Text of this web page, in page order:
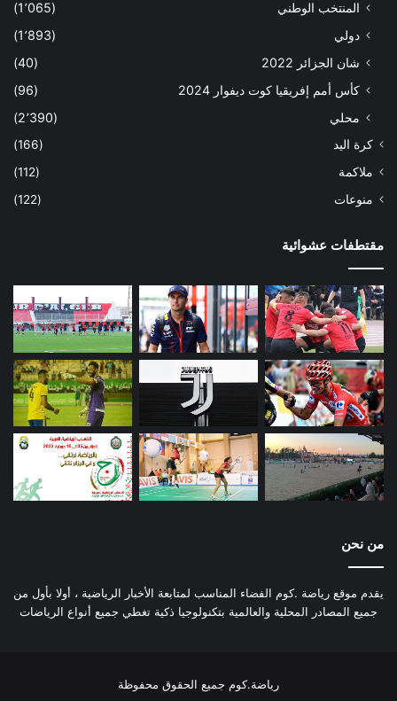
المنتخب الوطني
(1٬065)
دولي
(1٬893)
شان الجزائر 2022
(40)
كأس أمم إفريقيا كوت ديفوار 2024
(96)
محلي
(2٬390)
كرة اليد
(166)
ملاكمة
(112)
منوعات
(122)
مقتطفات عشوائية
من نحن
يقدم موقع رياضة .كوم الفضاء المناسب لمتابعة الأخبار الرياضية ، أولا بأول من
جميع المصادر المحلية والعالمية بتكنولوجيا ذكية تغطي جميع أنواع الرياضات
رياضة.كوم جميع الحقوق محفوظة